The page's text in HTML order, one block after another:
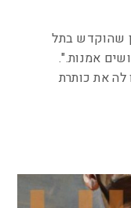
שהוקדש בתל
אמנות.".
לה את כותרת